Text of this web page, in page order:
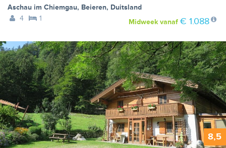
Aschau im Chiemgau, Beieren, Duitsland
4
1 Midweekvanaf € 1.088
8,5